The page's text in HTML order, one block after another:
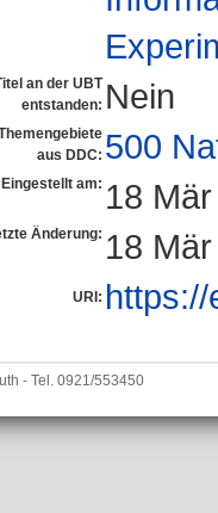
an der UBT
entstanden: Nein
aus DDC: 500
Eingestellt am: 18
Änderung: 18
URI:
- Tel. 0921/553450